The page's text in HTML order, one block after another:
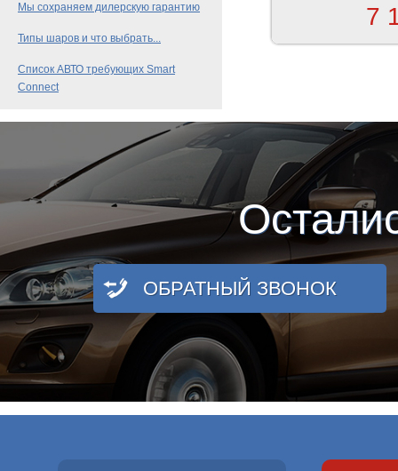
Мы сохраняем дилерскую гарантию
Типы шаров и что выбрать...
Список АВТО требующих Smart
Connect
7
ОБРАТНЫЙ ЗВОНОК